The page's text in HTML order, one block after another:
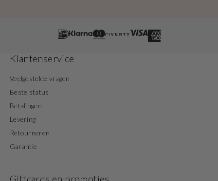
Klantenservice
Veelgestelde vragen
Bestelstatus
Betalingen
Levering
Retourneren
Garantie
Giftcards en promoties